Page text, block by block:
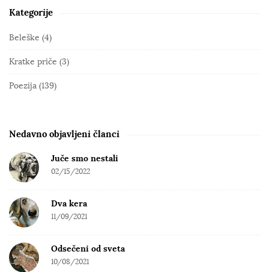
S
i
e
S
e
a
r
Kategorije
Beleške (4)
Kratke priče (3)
Poezija (139)
Nedavno objavljeni članci
Juče smo nestali
02/15/2022
Dva kera
11/09/2021
Odsečeni od sveta
10/08/2021